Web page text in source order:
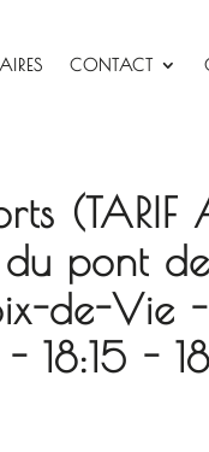
CONTACT
(TARIF
pont
de-Vie -
-